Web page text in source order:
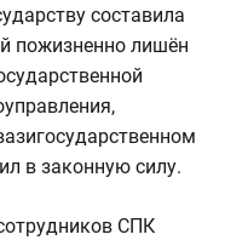
составила
пожизненно лишён
в законную силу.
СПК